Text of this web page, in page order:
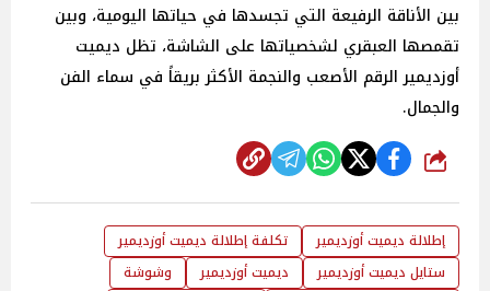
بين الأناقة الرفيعة التي تجسدها في حياتها اليومية، وبين
تقمصها العبقري لشخصياتها على الشاشة، تظل ديميت
أوزديمير الرقم الأصعب والنجمة الأكثر بريقاً في سماء الفن
والجمال.
شارك
إطلالة ديميت أوزديمير
تكلفة إطلالة ديميت أوزديمير
ستايل ديميت أوزديمير
ديميت أوزديمير
وشوشة